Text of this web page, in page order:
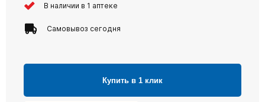
В наличии в 1 аптеке
Самовывоз сегодня
Купить в 1 клик